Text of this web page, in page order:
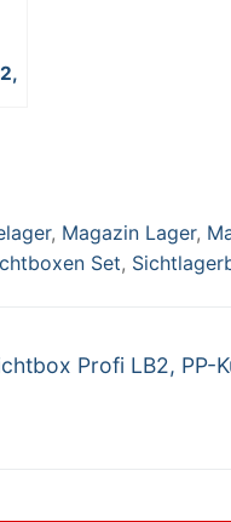
, Magazin Lager,
Set,
Profi LB2, PP-